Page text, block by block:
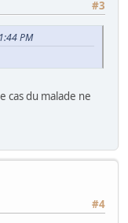
#3
PM
cas du malade ne
#4